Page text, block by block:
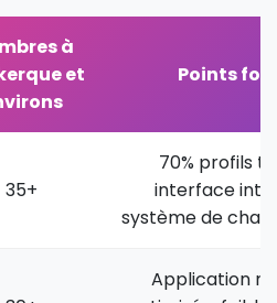
à
et
Points
35+
70% profils
interface
système de chat
Application